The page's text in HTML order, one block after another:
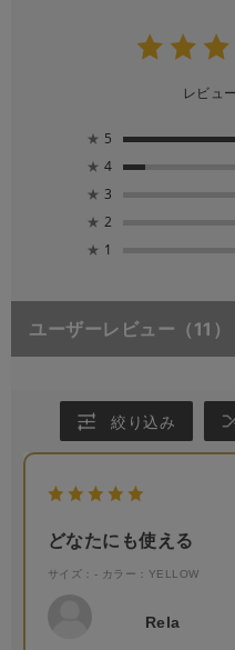
レビュ
★ 5
★ 4
★ 3
★ 2
★ 1
ユーザーレビュー （11）
絞り込み
どなたにも使える
サイズ：- カラー：YELLOW
Rela